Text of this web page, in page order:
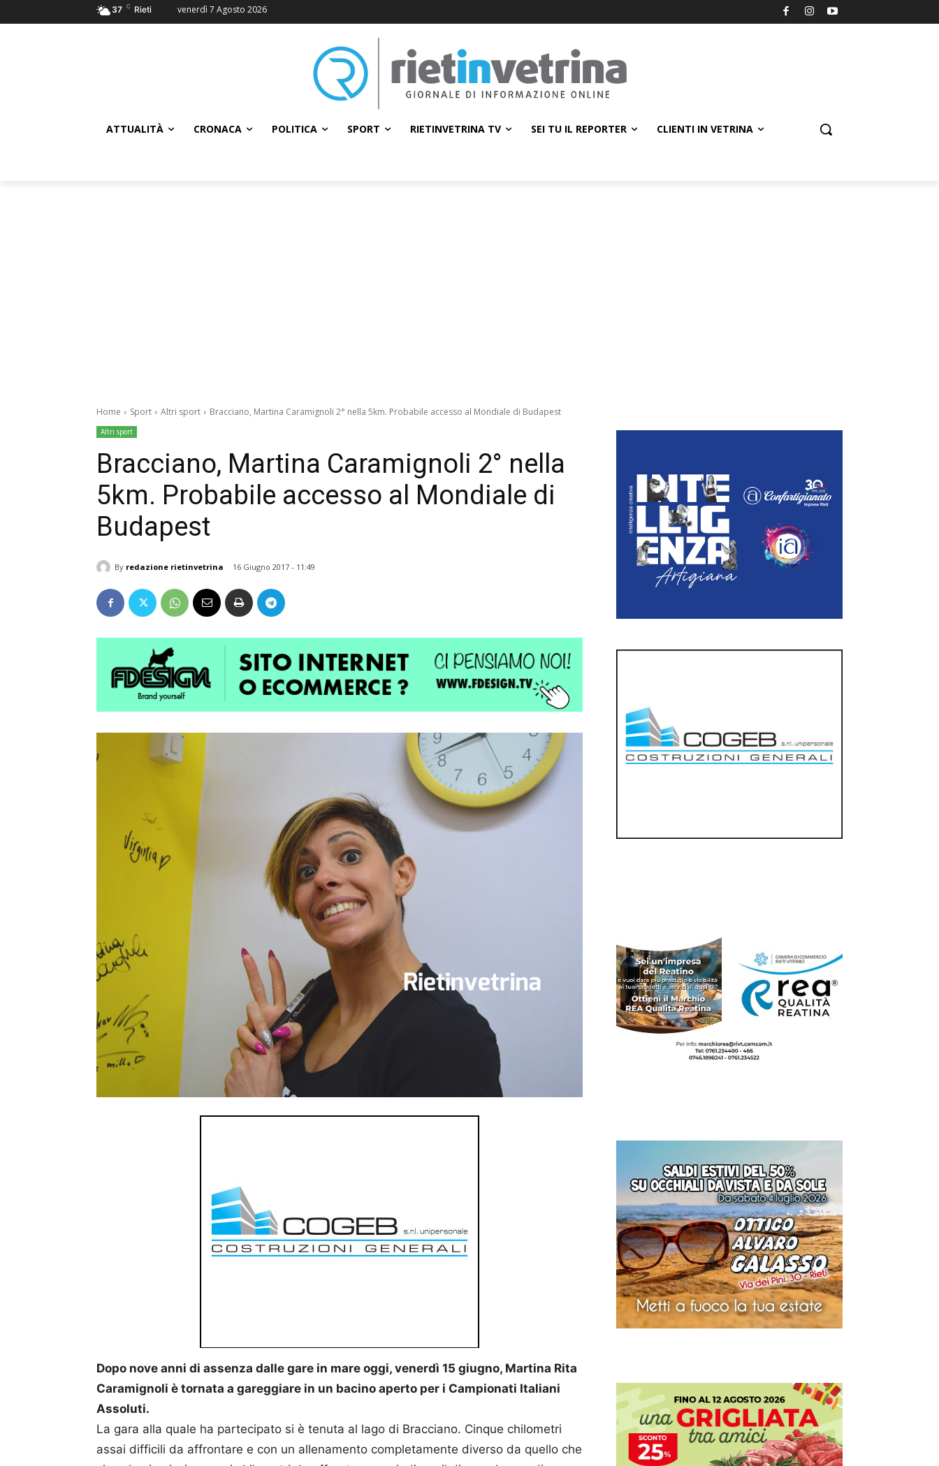
37 C Rieti venerdì 7 Agosto 2026
ATTUALITÀ CRONACA POLITICA SPORT RIETINVETRINA TV SEI TU IL REPORTER CLIENTI IN VETRINA
Home Sport Altri sport Bracciano, Martina Caramignoli 2° nella 5km. Probabile accesso al Mondiale di Budapest
Altri sport
Bracciano, Martina Caramignoli 2° nella
5km. Probabile accesso al Mondiale di
Budapest
By redazione rietinvetrina 16 Giugno 2017 - 11:49
Dopo nove anni di assenza dalle gare in mare oggi, venerdì 15 giugno, Martina Rita
Caramignoli è tornata a gareggiare in un bacino aperto per i Campionati Italiani
Assoluti.
La gara alla quale ha partecipato si è tenuta al lago di Bracciano. Cinque chilometri
assai difficili da affrontare e con un allenamento completamente diverso da quello che